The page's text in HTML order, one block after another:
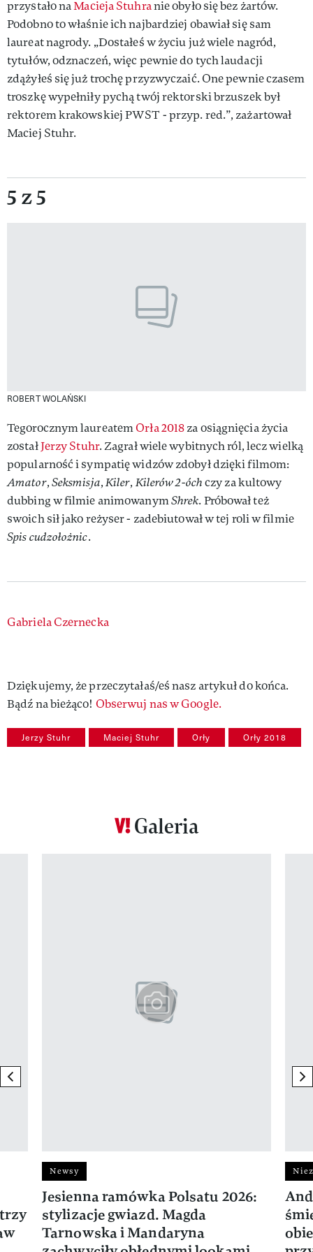
przystało naMacieja Stuhranie obyło się bez żartów.
Podobno to właśnie ich najbardziej obawiał się sam
laureat nagrody. „Dostałeś w życiu już wiele nagród,
tytułów, odznaczeń, więc pewnie do tych laudacji
zdążyłeś się już trochę przyzwyczaić. One pewnie czasem
troszkę wypełniły pychą twój rektorski brzuszek był
rektorem krakowskiej PWST - przyp. red.”, zażartował
Maciej Stuhr.
5 z 5
ROBERT WOLAŃSKI
Tegorocznym laureatemOrła 2018za osiągnięcia życia
zostałJerzy Stuhr. Zagrał wiele wybitnych ról, lecz wielką
popularność i sympatię widzów zdobył dzięki filmom:
Amator,Seksmisja,Kiler, Kilerów 2-óchczy za kultowy
dubbing w filmie animowanymShrek. Próbował też
swoich sił jako reżyser - zadebiutował w tej roli w filmie
Spis cudzołożnic.
Authors
Gabriela Czernecka
Dziękujemy, że przeczytałaś/eś nasz artykuł do końca.
Bądź na bieżąco! Obserwuj nas w Google.
Jerzy Stuhr Maciej Stuhr Orły Orły 2018
Galeria
previous element
Newsy
Jesienna ramówka Polsatu 2026:
stylizacje gwiazd. Magda
Tarnowska i Mandaryna